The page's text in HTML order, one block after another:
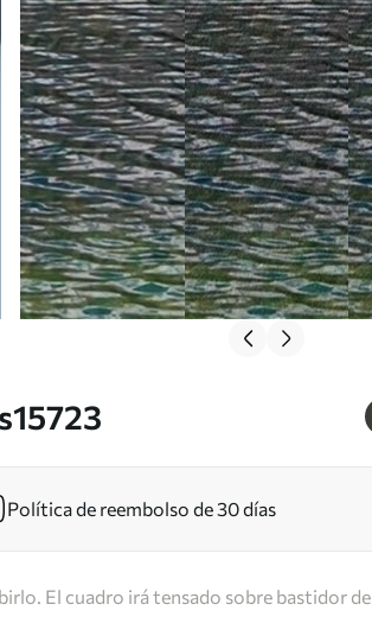
Política de reembolso de 30 días
El cuadro irá tensado sobre bastidor de